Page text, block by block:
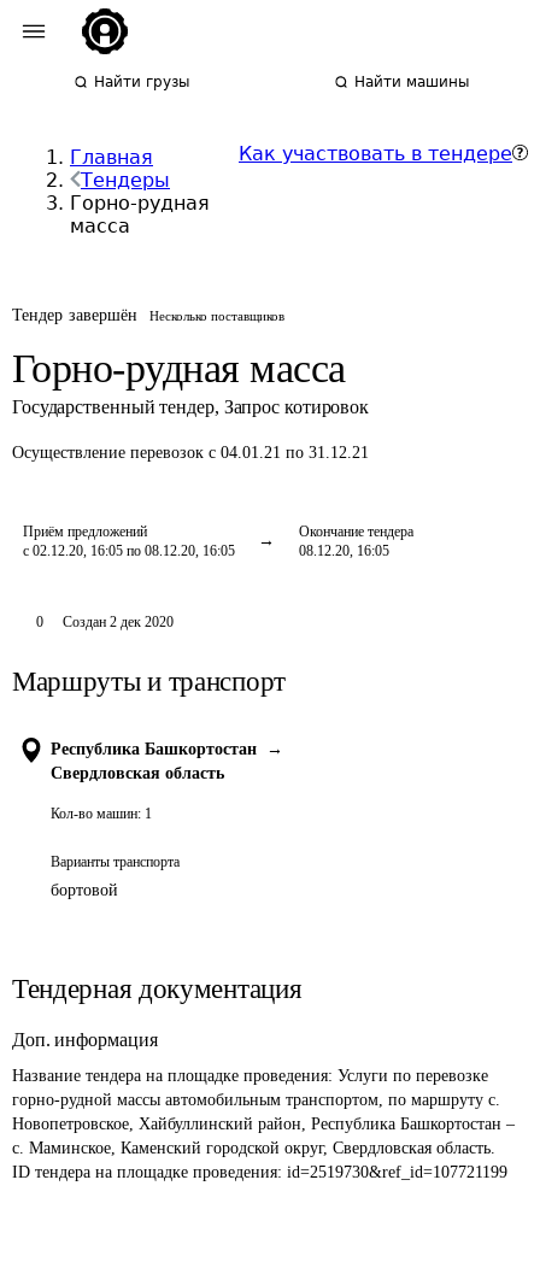
Найти грузы Найти машины
Главная
Тендеры
Горно-рудная
масса
Как участвовать в тендере
Тендер завершён Несколько поставщиков
Горно-рудная масса
Государственный тендер, Запрос котировок
Осуществление перевозок с 04.01.21 по 31.12.21
Приём предложений
с 02.12.20, 16:05 по 08.12.20, 16:05
Окончание тендера
08.12.20, 16:05
0 Создан 2 дек 2020
Маршруты и транспорт
Республика Башкортостан
→
Свердловская область
Кол-во машин: 1
Варианты транспорта
бортовой
Тендерная документация
Доп. информация
Название тендера на площадке проведения: Услуги по перевозке
горно-рудной массы автомобильным транспортом, по маршруту с.
Новопетровское, Хайбуллинский район, Республика Башкортостан –
с. Маминское, Каменский городской округ, Свердловская область.
ID тендера на площадке проведения: id=2519730&ref_id=107721199